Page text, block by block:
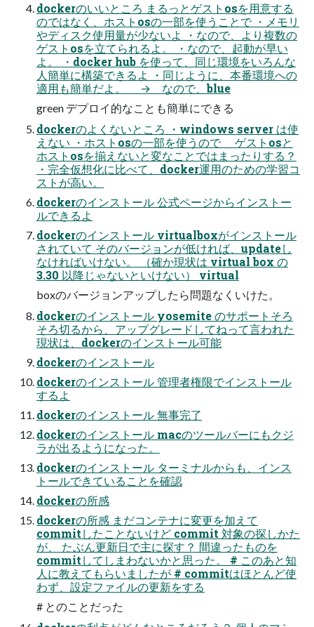
dockerのいいところ まるっとゲストosを用意する
のではなく、ホストosの一部を使うことで ・メモリ
やディスク使用量が少ないよ ・なので、より複数の
ゲストosを立てられるよ。 ・なので、起動が早い
よ。 ・docker hub を使って、同じ環境をいろんな
人簡単に構築できるよ ・同じように、本番環境への
適用も簡単だよ。 → なので、blue
green デプロイ的なことも簡単にできる
dockerのよくないところ ・windows server は使
えない ・ホストosの一部を使うので ゲストosと
ホストosを揃えないと変なことではまったりする？
・完全仮想化に比べて、docker運用のための学習コ
ストが高い。
dockerのインストール 公式ページからインストー
ルできるよ
dockerのインストール virtualboxがインストール
されていて そのバージョンが低ければ、updateし
なければいけない。 （確か現状は virtual box の
3.30 以降じゃないといけない） virtual
boxのバージョンアップしたら問題なくいけた。
dockerのインストール yosemite のサポートそろ
そろ切るから、アップグレードしてねって言われた
現状は、dockerのインストール可能
dockerのインストール
dockerのインストール 管理者権限でインストール
するよ
dockerのインストール 無事完了
dockerのインストール macのツールバーにもクジ
ラが出るようになった。
dockerのインストール ターミナルからも、インス
トールできていることを確認
dockerの所感
dockerの所感 まだコンテナに変更を加えて
commitしたことないけど commit 対象の探しかた
が、 たぶん更新日で主に探す？ 間違ったものを
commitしてしまわないかと思った。 # このあと知
人に教えてもらいましたが # commitはほとんど使
わず、設定ファイルの更新をする
# とのことだった